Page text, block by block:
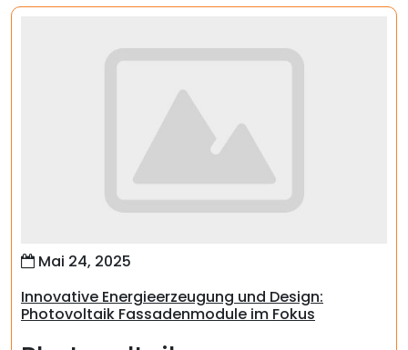
Mai 24, 2025
Innovative Energieerzeugung und Design:
Photovoltaik Fassadenmodule im Fokus